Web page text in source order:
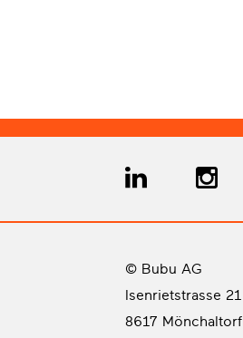
© Bubu AG
Isenrietstrasse 21
8617 Mönchaltorf